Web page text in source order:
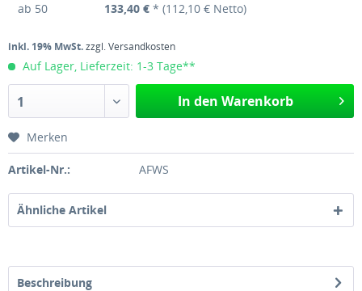
ab 50 133,40 € * (112,10 € Netto)
inkl. 19% MwSt.zzgl. Versandkosten
Auf Lager, Lieferzeit: 1-3 Tage**
1 In den Warenkorb
Merken
Artikel-Nr.: AFWS
Ähnliche Artikel
Beschreibung